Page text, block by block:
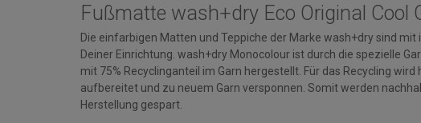
Fußmatte wash+dry Eco Original Cool
Die einfarbigen Matten und Teppiche der Marke wash+dry sind
Deiner Einrichtung. wash+dry Monocolour ist durch die spezielle
mit 75% Recyclinganteil im Garn hergestellt. Für das Recycling
aufbereitet und zu neuem Garn versponnen. Somit werden
Herstellung gespart.